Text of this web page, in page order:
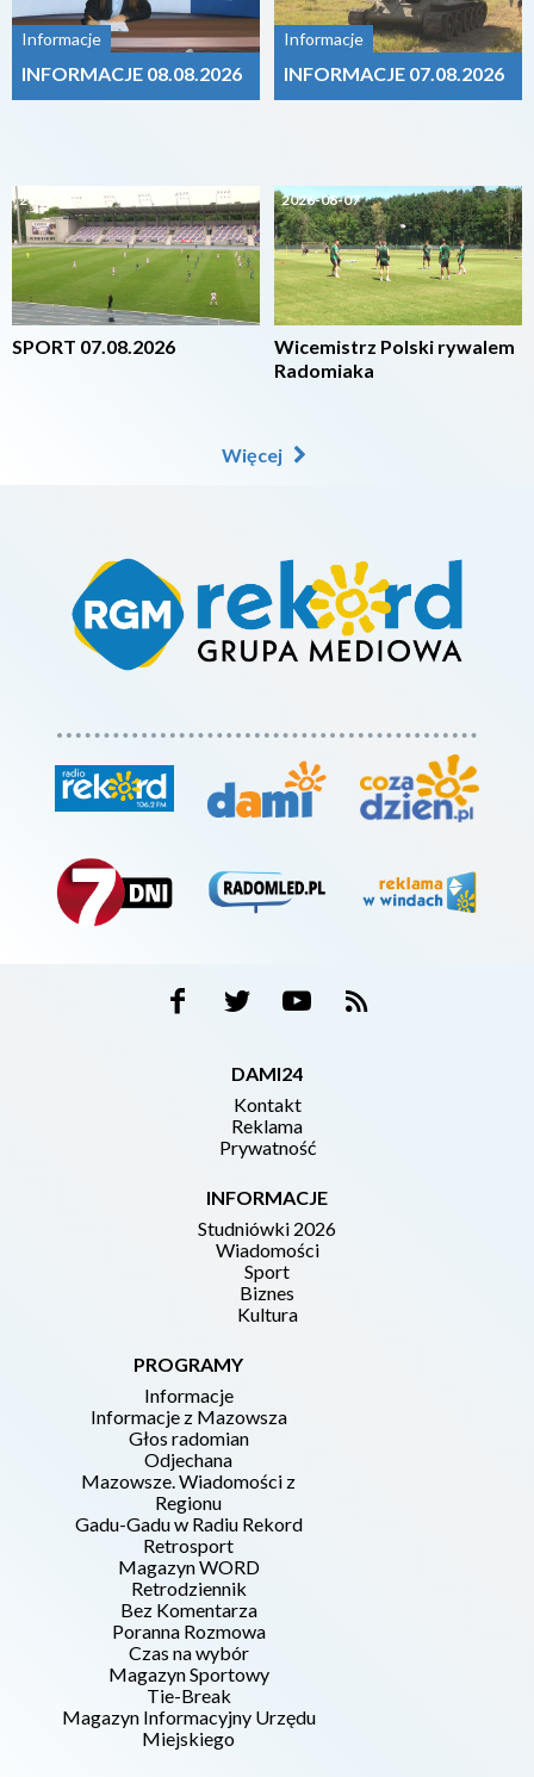
Informacje
INFORMACJE 08.08.2026
2026-08-07
SPORT 07.08.2026
Informacje
INFORMACJE 07.08.2026
2026-08-07
Wicemistrz Polski rywalem
Radomiaka
Więcej
DAMI24
Kontakt
Reklama
Prywatność
INFORMACJE
Studniówki 2026
Wiadomości
Sport
Biznes
Kultura
PROGRAMY
Informacje
Informacje z Mazowsza
Głos radomian
Odjechana
Mazowsze. Wiadomości z
Regionu
Gadu-Gadu w Radiu Rekord
Retrosport
Magazyn WORD
Retrodziennik
Bez Komentarza
Poranna Rozmowa
Czas na wybór
Magazyn Sportowy
Tie-Break
Magazyn Informacyjny Urzędu
Miejskiego